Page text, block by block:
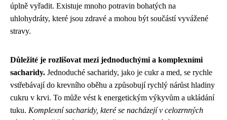
úplně vyřadit. Existuje mnoho potravin bohatých na
uhlohydráty, které jsou zdravé a mohou být součástí vyvážené
stravy.
Důležité je rozlišovat mezi jednoduchými a komplexními
sacharidy. Jednoduché sacharidy, jako je cukr a med, se rychle
vstřebávají do krevního oběhu a způsobují rychlý nárůst hladiny
cukru v krvi. To může vést k energetickým výkyvům a ukládání
tuku. Komplexní sacharidy, které se nacházejí v celozrnných